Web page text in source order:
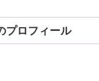
プロフィール